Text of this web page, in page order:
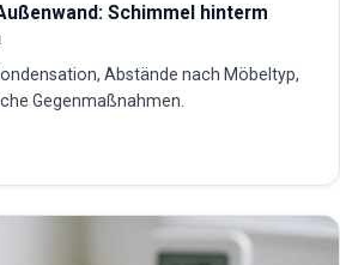
Schimmel hinterm
Abstände nach Möbeltyp,
Gegenmaßnahmen.